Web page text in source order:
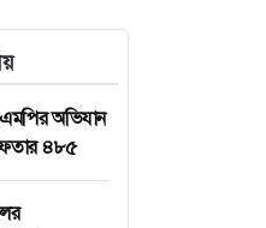
অভিযান
৪৮৫